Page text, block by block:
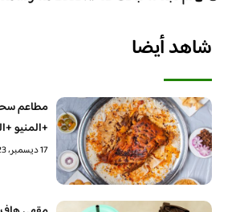
شاهد أيضا
مطاعم
+المنيو
17 ديسمبر، 2023